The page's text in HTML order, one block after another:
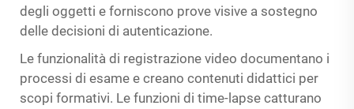
degli oggetti e forniscono prove visive a sostegno
delle decisioni di autenticazione.
Le funzionalità di registrazione video documentano i
processi di esame e creano contenuti didattici per
scopi formativi. Le funzioni di time-lapse catturano